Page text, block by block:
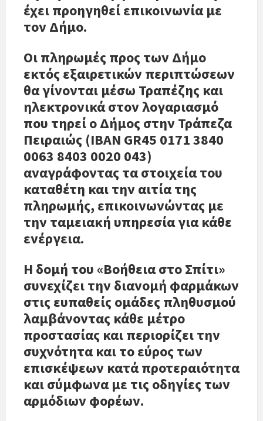
έχει προηγηθεί επικοινωνία με
τον Δήμο.
Οι πληρωμές προς των Δήμο
εκτός εξαιρετικών περιπτώσεων
θα γίνονται μέσω Τραπέζης και
ηλεκτρονικά στον λογαριασμό
που τηρεί ο Δήμος στην Τράπεζα
Πειραιώς (ΙBAN GR45 0171 3840
0063 8403 0020 043)
αναγράφοντας τα στοιχεία του
καταθέτη και την αιτία της
πληρωμής, επικοινωνώντας με
την ταμειακή υπηρεσία για κάθε
ενέργεια.
Η δομή του «Βοήθεια στο Σπίτι»
συνεχίζει την διανομή φαρμάκων
στις ευπαθείς ομάδες πληθυσμού
λαμβάνοντας κάθε μέτρο
προστασίας και περιορίζει την
συχνότητα και το εύρος των
επισκέψεων κατά προτεραιότητα
και σύμφωνα με τις οδηγίες των
αρμόδιων φορέων.